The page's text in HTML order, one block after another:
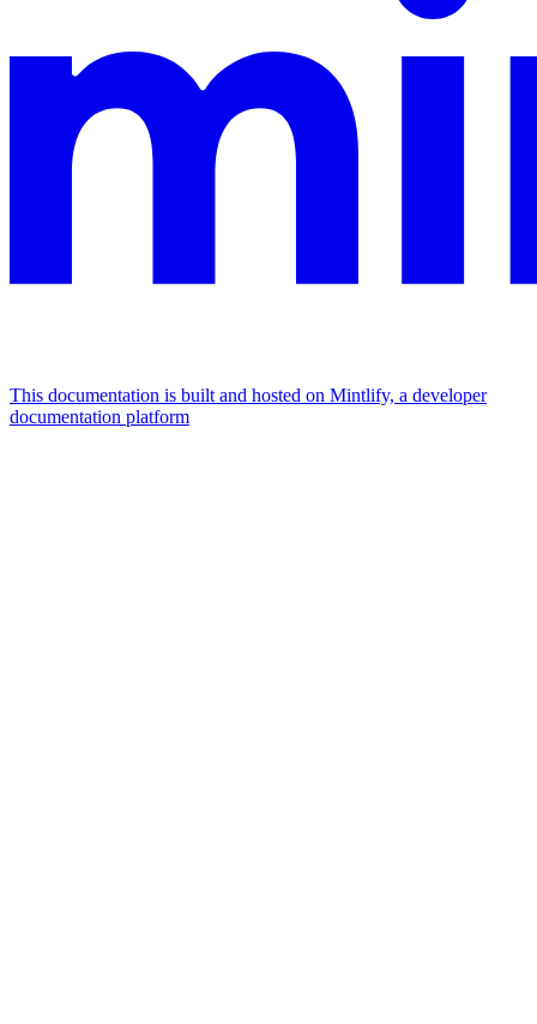
This documentation is built and hosted on Mintlify, a developer
documentation platform